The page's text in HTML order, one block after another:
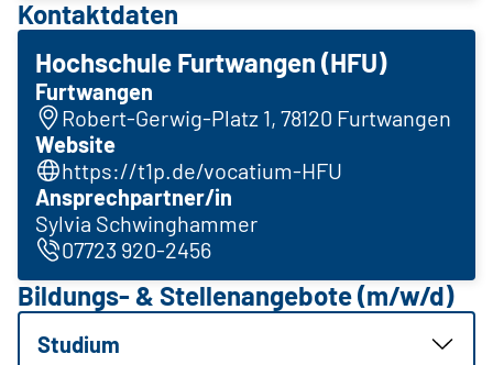
Kontaktdaten
Hochschule Furtwangen (HFU)
Furtwangen
Robert-Gerwig-Platz 1, 78120 Furtwangen
Website
https://t1p.de/vocatium-HFU
Ansprechpartner/in
Sylvia Schwinghammer
07723 920-2456
Bildungs- & Stellenangebote (m/w/d)
Studium